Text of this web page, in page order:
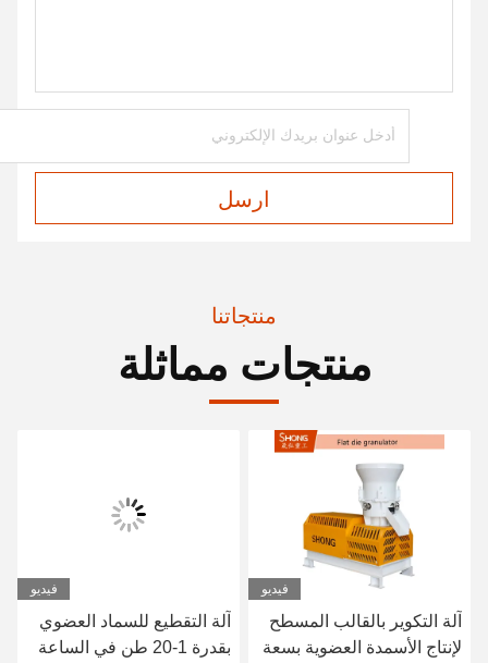
ارسل
منتجاتنا
منتجات مماثلة
فيديو
آلة التكوير بالقالب المسطح
لإنتاج الأسمدة العضوية بسعة
فيديو
آلة التقطيع للسماد العضوي
بقدرة 1-20 طن في الساعة